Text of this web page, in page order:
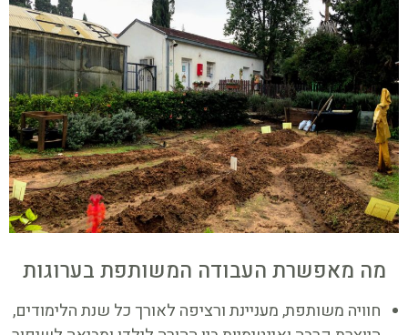
מה מאפשרת העבודה המשותפת בערוגות
חוויה משותפת, מעניינת ורציפה לאורך כל שנת הלימודים,